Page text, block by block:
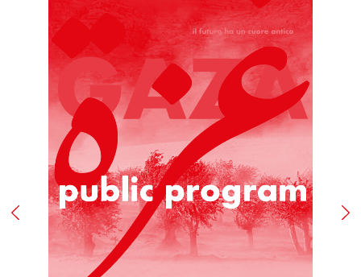
Il Cliente dovrà procedere alla restituzione del/i
prodotto/i, secondo le istruzioni e all’indirizzo postale
ottenuti contattando il Servizio Assistenza,
provvedendo ad imballare accuratamente il prodotto,
accludendovi l’imballo originale, i sigilli eventualmente
apposti nonché l’eventuale documentazione accessoria.
ART. 9 RISOLUZIONE DEL CONTRATTO
Fondazione Merz si riserva il diritto di risolvere il
contratto se, anche a seguito del perfezionamento dello
stesso, acquisite ulteriori informazioni, insorgessero
dubbi o perplessità in merito alla titolarità della carta di
credito utilizzata per l’acquisto.
Fondazione Merz, in tal caso, provvederà al rimborso del
pagamento effettuato mediante storno dell’importo
addebitato sulla carta di credito indicata dal Cliente.
Fondazione Merz, se informato di casi di forza maggiore,
evento non prevedibile, indisponibilità dei mezzi di